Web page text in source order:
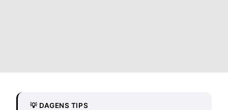
💡 DAGENS TIPS